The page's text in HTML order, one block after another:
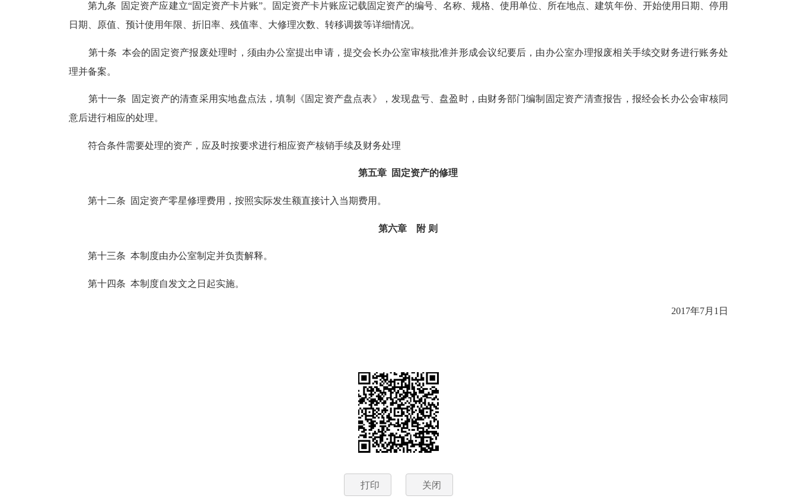
第九条 固定资产应建立“固定资产卡片账”。固定资产卡片账应记载固定资产的编号、名称、规格、使用单位、所在地点、建筑年份、开始使用日期、停用
日期、原值、预计使用年限、折旧率、残值率、大修理次数、转移调拨等详细情况。
第十条 本会的固定资产报废处理时，须由办公室提出申请，提交会长办公室审核批准并形成会议纪要后，由办公室办理报废相关手续交财务进行账务处
理并备案。
第十一条 固定资产的清查采用实地盘点法，填制《固定资产盘点表》，发现盘亏、盘盈时，由财务部门编制固定资产清查报告，报经会长办公会审核同
意后进行相应的处理。
符合条件需要处理的资产，应及时按要求进行相应资产核销手续及财务处理
第五章 固定资产的修理
第十二条 固定资产零星修理费用，按照实际发生额直接计入当期费用。
第六章 附 则
第十三条 本制度由办公室制定并负责解释。
第十四条 本制度自发文之日起实施。
2017年7月1日
打印 关闭